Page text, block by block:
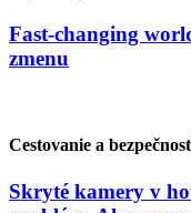
Fast-changing
zmenu
Cestovanie a
Skryté kamery v